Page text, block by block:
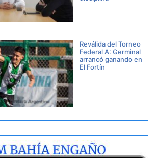
Reválida del Torneo
Federal A: Germinal
arrancó ganando en
El Fortín